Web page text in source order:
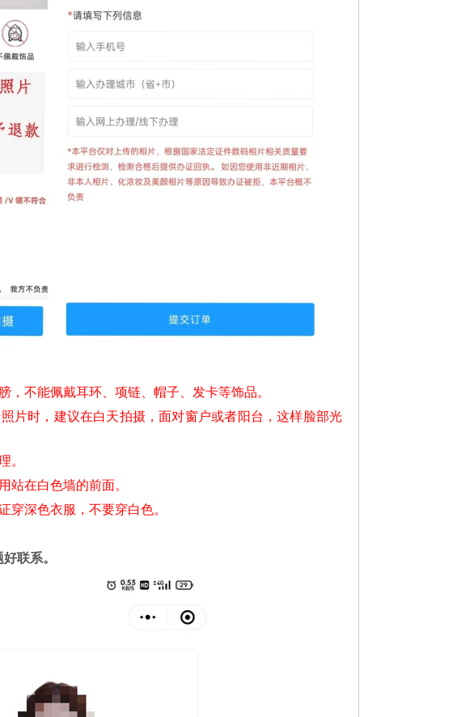
，不能佩戴耳环、项链、帽子、发卡等饰品。
片时，建议在白天拍摄，面对窗户或者阳台，这样脸部光
。
站在白色墙的前面。
穿深色衣服，不要穿白色。
联系。